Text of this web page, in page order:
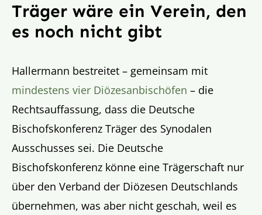
Träger wäre ein Verein, den
es noch nicht gibt
Hallermann bestreitet – gemeinsam mit
mindestens vier Diözesanbischöfen – die
Rechtsauffassung, dass die Deutsche
Bischofskonferenz Träger des Synodalen
Ausschusses sei. Die Deutsche
Bischofskonferenz könne eine Trägerschaft nur
über den Verband der Diözesen Deutschlands
übernehmen, was aber nicht geschah, weil es